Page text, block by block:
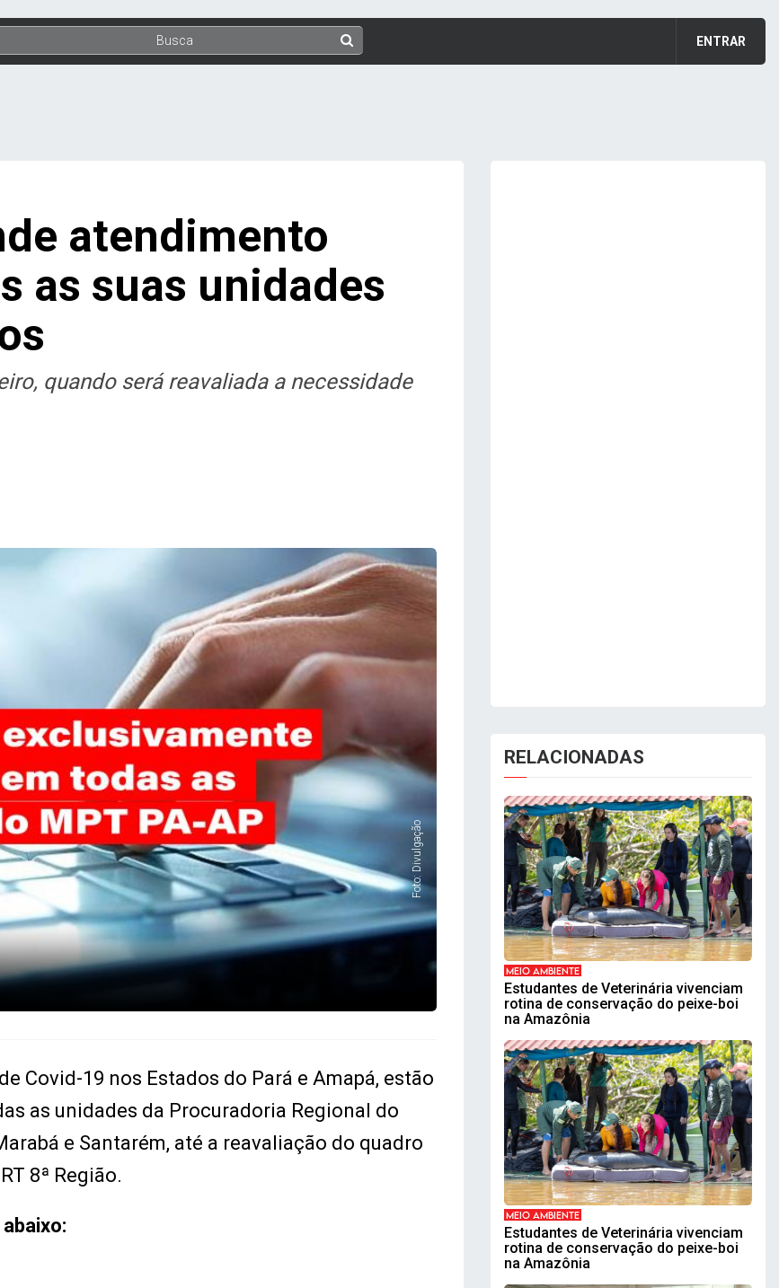
ENTRAR
atendimento
as suas unidades
quando será reavaliada a necessidade
Foto: Divulgação
Covid-19 nos Estados do Pará e Amapá, estão
as unidades da Procuradoria Regional do
e Santarém, até a reavaliação do quadro
8ª Região.
RELACIONADAS
MEIO AMBIENTE
Estudantes de Veterinária vivenciam
rotina de conservação do peixe-boi
na Amazônia
MEIO AMBIENTE
Estudantes de Veterinária vivenciam
rotina de conservação do peixe-boi
na Amazônia